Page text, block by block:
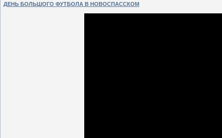
ДЕНЬ БОЛЬШОГО ФУТБОЛА В НОВОСПАССКОМ